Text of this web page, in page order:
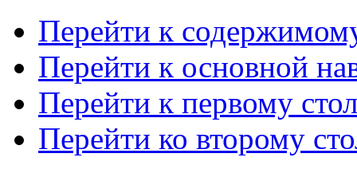
Перейти к
Перейти к основной
Перейти к первому
Перейти ко второму